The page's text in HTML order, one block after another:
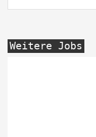
Weitere Jobs